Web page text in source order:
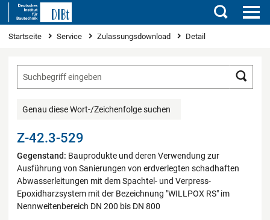
Suchen
Sie sind hier
Startseite Service Zulassungsdownload Detail
Genau diese Wort-/Zeichenfolge suchen
Z-42.3-529
Gegenstand: Bauprodukte und deren Verwendung zur
Ausführung von Sanierungen von erdverlegten schadhaften
Abwasserleitungen mit dem Spachtel- und Verpress-
Epoxidharzsystem mit der Bezeichnung "WILLPOX RS" im
Nennweitenbereich DN 200 bis DN 800